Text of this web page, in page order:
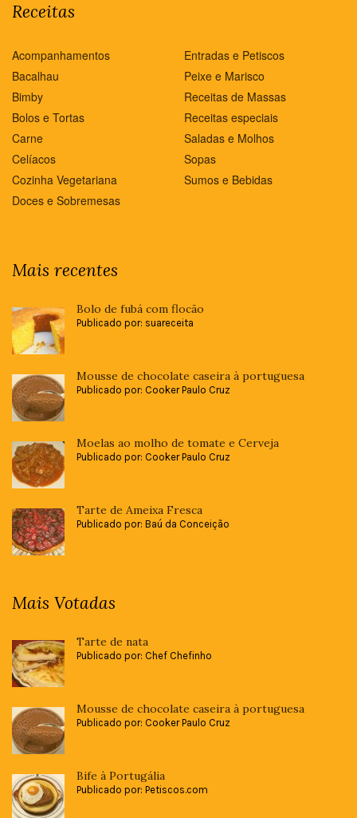
Receitas
Acompanhamentos
Bacalhau
Bimby
Bolos e Tortas
Carne
Celíacos
Cozinha Vegetariana
Doces e Sobremesas
Entradas e Petiscos
Peixe e Marisco
Receitas de Massas
Receitas especiais
Saladas e Molhos
Sopas
Sumos e Bebidas
Mais recentes
Bolo de fubá com flocão
Publicado por: suareceita
Mousse de chocolate caseira à portuguesa
Publicado por: Cooker Paulo Cruz
Moelas ao molho de tomate e Cerveja
Publicado por: Cooker Paulo Cruz
Tarte de Ameixa Fresca
Publicado por: Baú da Conceição
Mais Votadas
Tarte de nata
Publicado por: Chef Chefinho
Mousse de chocolate caseira à portuguesa
Publicado por: Cooker Paulo Cruz
Bife à Portugália
Publicado por: Petiscos.com